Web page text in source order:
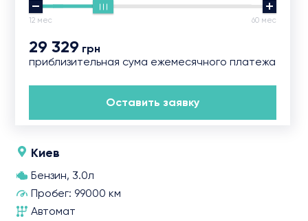
12 мес 60 мес
29 329 грн
приблизительная сума ежемесячного платежа
Оставить заявку
Киев
Бензин, 3.0л
Пробег: 99000 км
Автомат